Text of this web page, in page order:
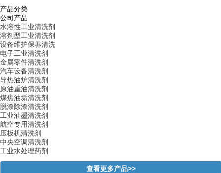
产品分类
公司产品
水溶性工业清洗剂
溶剂型工业清洗剂
设备维护保养清洗
电子工业清洗剂
金属零件清洗剂
汽车设备清洗剂
导热油炉清洗剂
原油重油清洗剂
煤焦油垢清洗剂
脱漆除漆清洗剂
工业油墨清洗剂
航空专用清洗剂
压板机清洗剂
中央空调清洗剂
工业水处理药剂
查看更多产品>>